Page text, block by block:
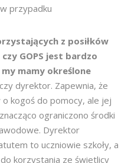
przypadku
z posiłków
GOPS jest bardzo
mamy określone
dyrektor. Zapewnia, że
kogoś do pomocy, ale jej
ograniczono środki
Dyrektor
to uczniowie szkoły, a
korzystania ze świetlicy